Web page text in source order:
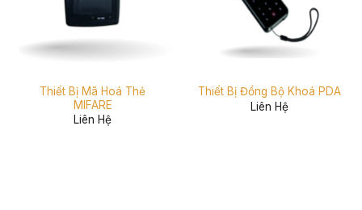
Thiết Bị Mã Hoá Thẻ
MIFARE
Liên Hệ
Thiết Bị Đồng Bộ Khoá PDA
Liên Hệ